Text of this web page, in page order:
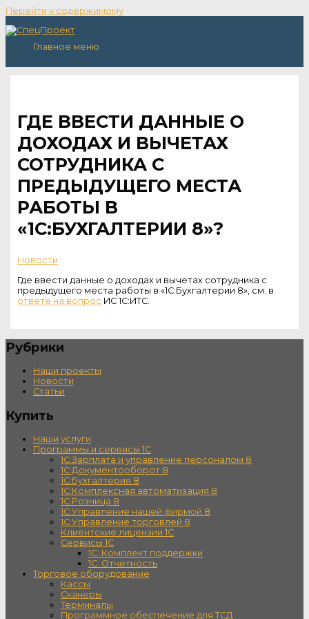
Перейти к содержимому
Главное меню
ГДЕ ВВЕСТИ ДАННЫЕ О
ДОХОДАХ И ВЫЧЕТАХ
СОТРУДНИКА С
ПРЕДЫДУЩЕГО МЕСТА
РАБОТЫ В
«1С:БУХГАЛТЕРИИ 8»?
Новости
Где ввести данные о доходах и вычетах сотрудника с
предыдущего места работы в «1С:Бухгалтерии 8», см. в
ответе на вопрос ИС 1С:ИТС.
Рубрики
Наши проекты
Новости
Статьи
Купить
Наши услуги
Программы и сервисы 1С
1С:Зарплата и управление персоналом 8
1С:Документооборот 8
1С:Бухгалтерия 8
1С:Комплексная автоматизация 8
1С:Розница 8
1С:Управление нашей фирмой 8
1С:Управление торговлей 8
Клиентские лицензии 1С
Сервисы 1С
1С: Комплект поддержки
1С: Отчетность
Торговое оборудование
Кассы
Сканеры
Терминалы
Программное обеспечение для ТСД